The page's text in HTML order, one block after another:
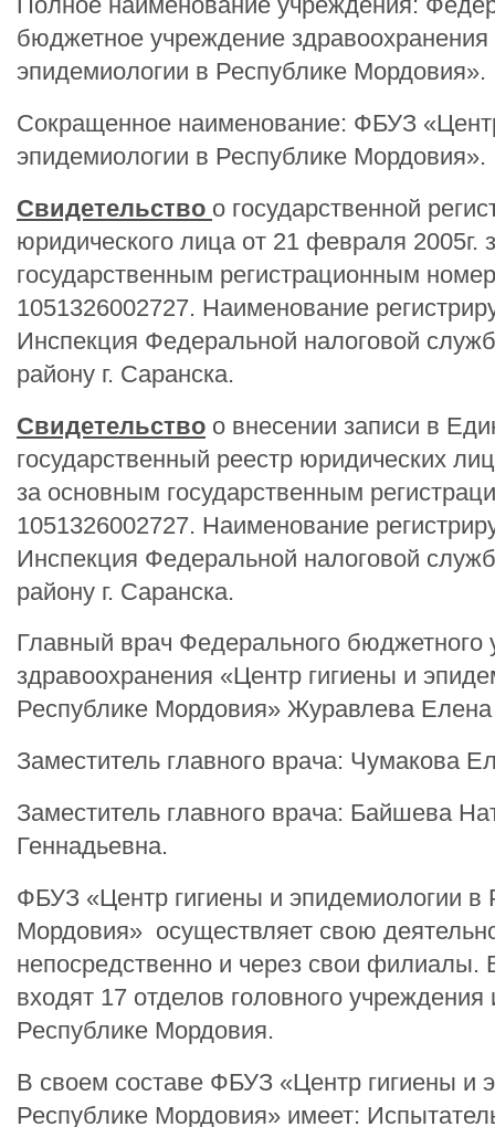
бюджетное учреждение здравоохранения
эпидемиологии в Республике Мордовия».
Сокращенное наименование: ФБУЗ
эпидемиологии в Республике Мордовия».
Свидетельство о государственной
юридического лица от 21 февраля 2005г.
государственным регистрационным
1051326002727. Наименование
Инспекция Федеральной налоговой
району г. Саранска.
Свидетельство о внесении записи в
государственный реестр юридических
за основным государственным
1051326002727. Наименование
Инспекция Федеральной налоговой
району г. Саранска.
Главный врач Федерального бюджетного
здравоохранения «Центр гигиены и
Республике Мордовия» Журавлева
Заместитель главного врача: Чумакова
Заместитель главного врача: Байшева
Геннадьевна.
ФБУЗ «Центр гигиены и эпидемиологии в
Мордовия» осуществляет свою
непосредственно и через свои филиалы.
входят 17 отделов головного
Республике Мордовия.
В своем составе ФБУЗ «Центр гигиены и
Республике Мордовия» имеет: